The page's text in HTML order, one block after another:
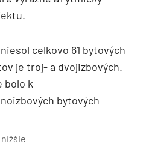
celkovo 61 bytových
je troj- a dvojizbových.
bolo k
bytových